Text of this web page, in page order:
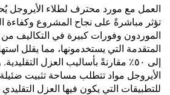
والمعجنات والتوابل
العمل مع مورد محترف لطلاء الأيروجل
تؤثر مباشرةً على نجاح المشروع وكفاءة
الموردون وفورات كبيرة في التكاليف من
المتقدمة التي يستخدمونها، مما يقلل
إلى ٥٠٪ مقارنةً بأساليب العزل
الأيروجل مواد تتطلب مساحة تثبيت ضئيلة
للتطبيقات التي يكون فيها العزل